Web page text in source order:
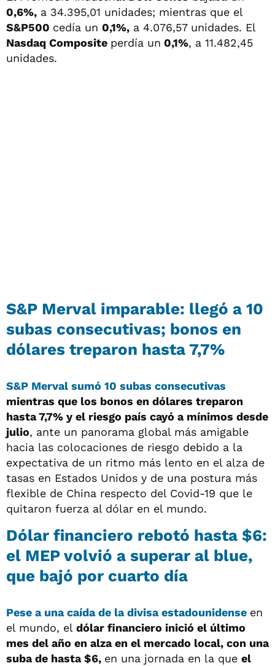
0,6%, a 34.395,01 unidades; mientras que el
S&P500 cedía un 0,1%, a 4.076,57 unidades. El
Nasdaq Composite perdía un 0,1%, a 11.482,45
unidades.
S&P Merval imparable: llegó a 10
subas consecutivas; bonos en
dólares treparon hasta 7,7%
S&P Merval sumó 10 subas consecutivas
mientras que los bonos en dólares treparon
hasta 7,7% y el riesgo país cayó a mínimos desde
julio, ante un panorama global más amigable
hacia las colocaciones de riesgo debido a la
expectativa de un ritmo más lento en el alza de
tasas en Estados Unidos y de una postura más
flexible de China respecto del Covid-19 que le
quitaron fuerza al dólar en el mundo.
Dólar financiero rebotó hasta $6:
el MEP volvió a superar al blue,
que bajó por cuarto día
Pese a una caída de la divisa estadounidense en
el mundo, el dólar financiero inició el último
mes del año en alza en el mercado local, con una
suba de hasta $6, en una jornada en la que el